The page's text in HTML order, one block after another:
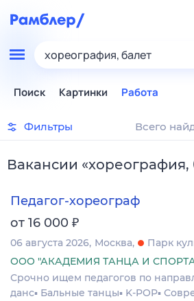
хореография, балет
Поиск Картинки Работа
Фильтры Всего
Вакансии «хореография,
Педагог-хореограф
от 16 000 ₽
06 августа 2026 Москва
Парк
ООО "АКАДЕМИЯ ТАНЦА И
Срочно ищем педагогов по
данс▪️ Бальные танцы▪️ K-POP▪️